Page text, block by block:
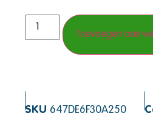
Toevoegen aan
SKU 647DE6F30A250